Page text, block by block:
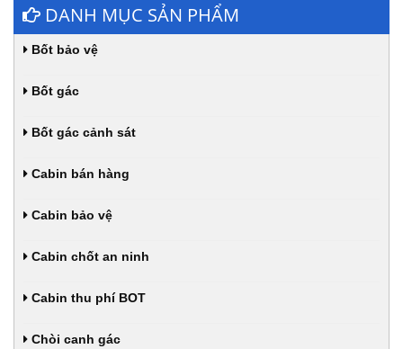
DANH MỤC SẢN PHẨM
Bốt bảo vệ
Bốt gác
Bốt gác cảnh sát
Cabin bán hàng
Cabin bảo vệ
Cabin chốt an ninh
Cabin thu phí BOT
Chòi canh gác